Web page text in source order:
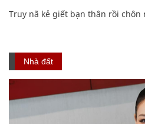
Truy nã kẻ giết bạn thân rồi
Nhà đất